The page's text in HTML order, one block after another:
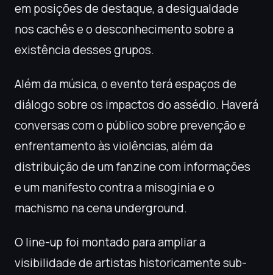
em posições de destaque, a desigualdade
nos cachês e o desconhecimento sobre a
existência desses grupos.
Além da música, o evento terá espaços de
diálogo sobre os impactos do assédio. Haverá
conversas com o público sobre prevenção e
enfrentamento às violências, além da
distribuição de um fanzine com informações
e um manifesto contra a misoginia e o
machismo na cena underground.
O line-up foi montado para ampliar a
visibilidade de artistas historicamente sub-